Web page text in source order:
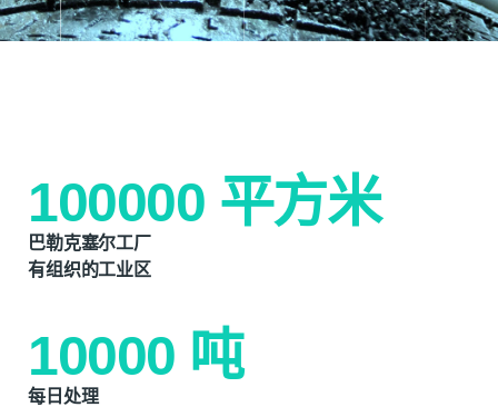
巴勒克塞尔工厂
有组织的工业区
100000 平方米
每日处理
10000 吨